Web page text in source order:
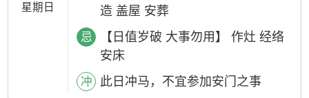
星期日
造 盖屋 安葬
忌
【日值岁破 大事勿用】 作灶 经络
安床
冲 此日冲马，不宜参加安门之事